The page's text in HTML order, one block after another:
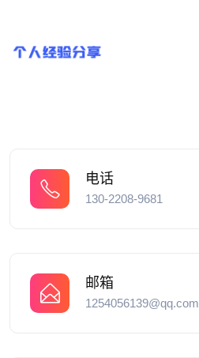
电话
130-2208-9681
邮箱
1254056139@qq.com